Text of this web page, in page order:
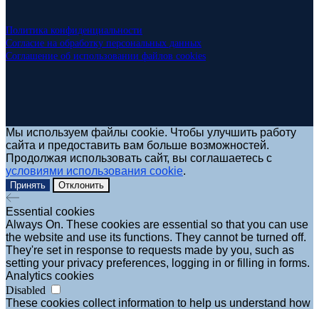
Политика конфиденциальности
Согласие на обработку персональных данных
Соглашение об использовании файлов cookies
Мы используем файлы cookie. Чтобы улучшить работу
сайта и предоставить вам больше возможностей.
Продолжая использовать сайт, вы соглашаетесь с
условиями использования cookie.
Принять Отклонить
Essential cookies
Always On. These cookies are essential so that you can use
the website and use its functions. They cannot be turned off.
They're set in response to requests made by you, such as
setting your privacy preferences, logging in or filling in forms.
Analytics cookies
Disabled
These cookies collect information to help us understand how